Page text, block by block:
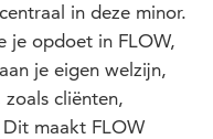
in deze minor.
je opdoet in FLOW,
je eigen welzijn,
cliënten,
Dit maakt FLOW